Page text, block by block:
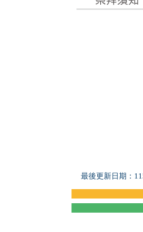
最後更新日期：